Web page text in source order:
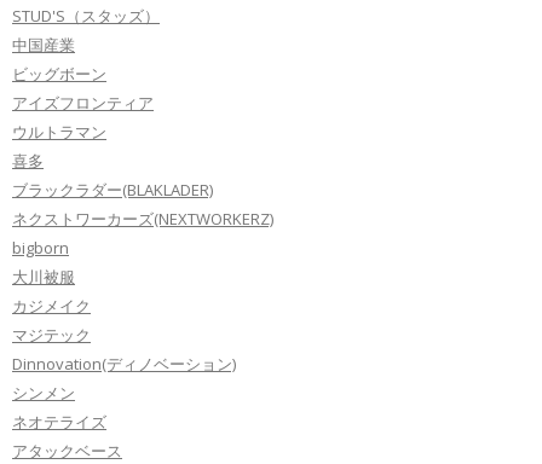
STUD'S（スタッズ）
中国産業
ビッグボーン
アイズフロンティア
ウルトラマン
喜多
ブラックラダー(BLAKLADER)
ネクストワーカーズ(NEXTWORKERZ)
bigborn
大川被服
カジメイク
マジテック
Dinnovation(ディノベーション)
シンメン
ネオテライズ
アタックベース